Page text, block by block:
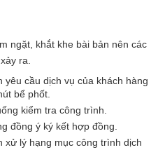
ngặt, khắt khe bài bản nên các
ra.
yêu cầu dịch vụ của khách hàng
bể phốt.
kiểm tra công trình.
đồng ý ký kết hợp đồng.
xử lý hạng mục công trình dịch